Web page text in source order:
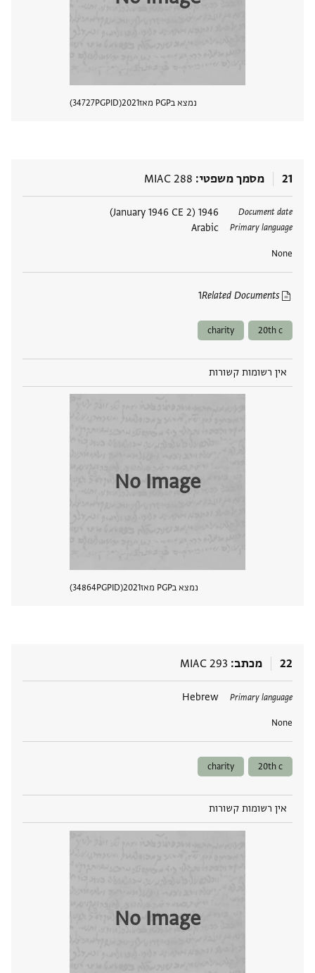
נמצא בPGP מאז 2021
PGPID
34727
21 מסמך משפטי MIAC 288
Document date
1946 (2 January 1946 CE)
Primary language
Arabic
None
Related Documents
1
תגים
20th c
charity
אין רשומות קשורות
No Image
נמצא בPGP מאז 2021
PGPID
34864
22 מכתב MIAC 293
Primary language
Hebrew
None
תגים
20th c
charity
אין רשומות קשורות
No Image